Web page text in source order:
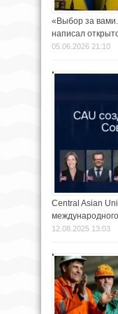
«Выбор за
написал
05.06.2026 21:10
Central Asian
12.08.2025 13:03